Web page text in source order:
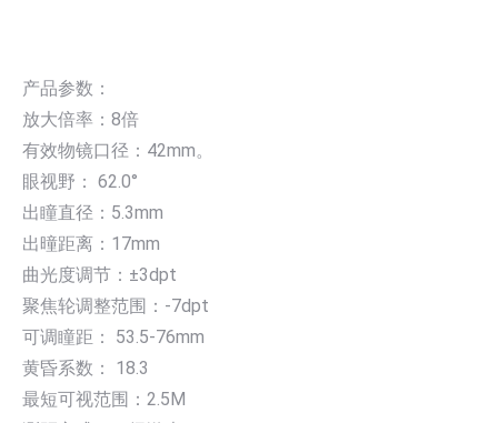
产品参数：
放大倍率：8倍
有效物镜口径：42mm。
眼视野： 62.0°
出瞳直径：5.3mm
出曈距离：17mm
曲光度调节：±3dpt
聚焦轮调整范围：-7dpt
可调瞳距： 53.5-76mm
黄昏系数： 18.3
最短可视范围：2.5M